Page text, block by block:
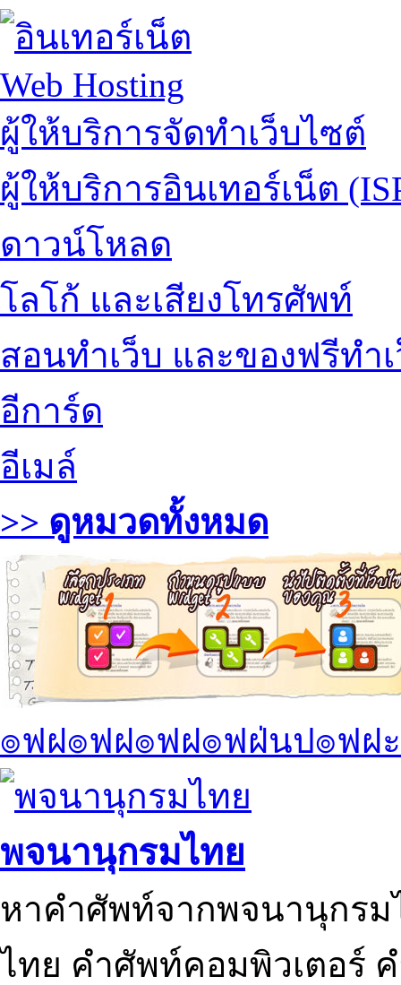
Web Hosting
ผู้ให้บริการจัดทำเว็บไซต์
ผู้ให้บริการอินเทอร์เน็ต
ดาวน์โหลด
โลโก้ และเสียงโทรศัพท์
สอนทำเว็บ และของฟรีทำ
อีการ์ด
อีเมล์
>> ดูหมวดทั้งหมด
๏ฟฝ๏ฟฝ๏ฟฝ๏ฟฝ่นป๏ฟฝ
พจนานุกรมไทย
หาคำศัพท์จากพจนานุกรม
ไทย คำศัพท์คอมพิวเตอร์